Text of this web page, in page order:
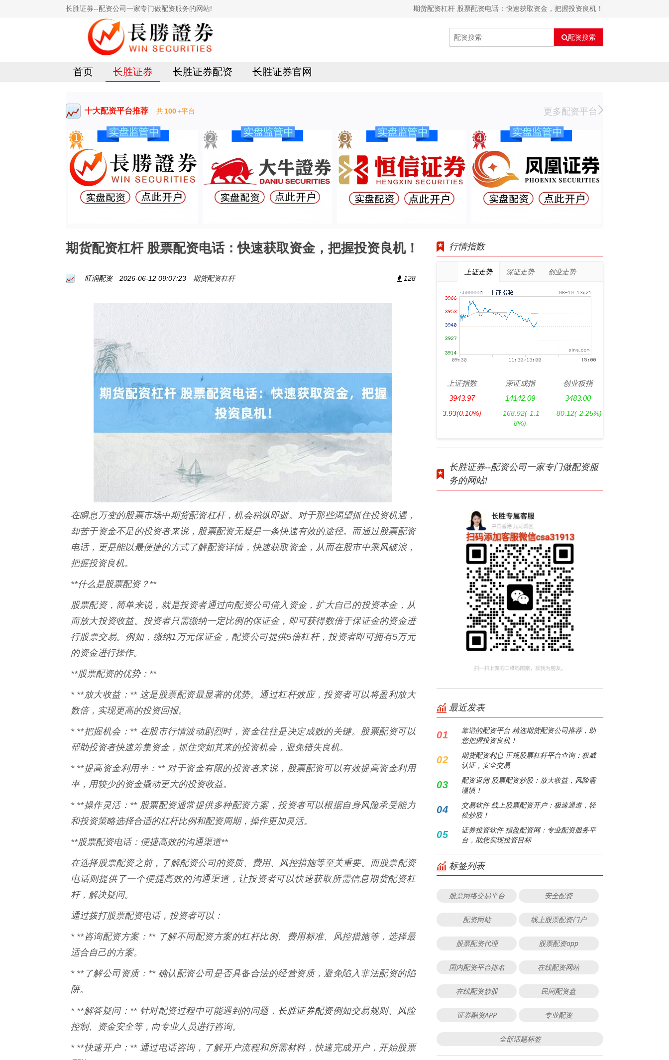
长胜证券--配资公司一家专门做配资服务的网站! 期货配资杠杆 股票配资电话：快速获取资金，把握投资良机！
配资搜索
首页 长胜证券 长胜证券配资 长胜证券官网
十大配资平台推荐 共100+平台 更多配资平台
期货配资杠杆 股票配资电话：快速获取资金，把握投资良机！
旺润配资 2026-06-12 09:07:23 期货配资杠杆 128
在瞬息万变的股票市场中期货配资杠杆，机会稍纵即逝。对于那些渴望抓住投资机遇，
却苦于资金不足的投资者来说，股票配资无疑是一条快速有效的途径。而通过股票配资
电话，更是能以最便捷的方式了解配资详情，快速获取资金，从而在股市中乘风破浪，
把握投资良机。
**什么是股票配资？**
股票配资，简单来说，就是投资者通过向配资公司借入资金，扩大自己的投资本金，从
而放大投资收益。投资者只需缴纳一定比例的保证金，即可获得数倍于保证金的资金进
行股票交易。例如，缴纳1万元保证金，配资公司提供5倍杠杆，投资者即可拥有5万元
的资金进行操作。
**股票配资的优势：**
* **放大收益：** 这是股票配资最显著的优势。通过杠杆效应，投资者可以将盈利放大
数倍，实现更高的投资回报。
* **把握机会：** 在股市行情波动剧烈时，资金往往是决定成败的关键。股票配资可以
帮助投资者快速筹集资金，抓住突如其来的投资机会，避免错失良机。
* **提高资金利用率：** 对于资金有限的投资者来说，股票配资可以有效提高资金利用
率，用较少的资金撬动更大的投资收益。
* **操作灵活：** 股票配资通常提供多种配资方案，投资者可以根据自身风险承受能力
和投资策略选择合适的杠杆比例和配资周期，操作更加灵活。
**股票配资电话：便捷高效的沟通渠道**
在选择股票配资之前，了解配资公司的资质、费用、风控措施等至关重要。而股票配资
电话则提供了一个便捷高效的沟通渠道，让投资者可以快速获取所需信息期货配资杠
杆，解决疑问。
通过拨打股票配资电话，投资者可以：
* **咨询配资方案：** 了解不同配资方案的杠杆比例、费用标准、风控措施等，选择最
适合自己的方案。
* **了解公司资质：** 确认配资公司是否具备合法的经营资质，避免陷入非法配资的陷
阱。
* **解答疑问：** 针对配资过程中可能遇到的问题， 长胜证券配资例如交易规则、风险
控制、资金安全等，向专业人员进行咨询。
* **快速开户：** 通过电话咨询，了解开户流程和所需材料，快速完成开户，开始股票
行情指数
上证走势 深证走势 创业走势
上证指数
3943.97
3.93(0.10%)
深证成指
14142.09
-168.92(-1.1
8%)
创业板指
3483.00
-80.12(-2.25%)
长胜证券--配资公司一家专门做配资服
务的网站!
最近发表
01
靠谱的配资平台 精选期货配资公司推荐，助
您把握投资良机！
02
期货配资利息 正规股票杠杆平台查询：权威
认证，安全交易
03
配资返佣 股票配资炒股：放大收益，风险需
谨慎！
04
交易软件 线上股票配资开户：极速通道，轻
松炒股！
05
证券投资软件 指盈配资网：专业配资服务平
台，助您实现投资目标
标签列表
股票网络交易平台 安全配资
配资网站 线上股票配资门户
股票配资代理 股票配资app
国内配资平台排名 在线配资网站
在线配资炒股 民间配资盘
证券融资APP 专业配资
全部话题标签